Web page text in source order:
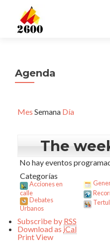
Agenda
Mes Semana Día
The
No hay eventos
Categorías
Acciones en
calle
Debates
Urbanos
Subscribe by RSS
Download as iCal
PrintView